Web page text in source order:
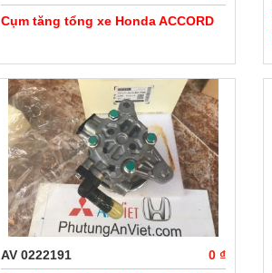
Cụm tăng tổng xe Honda ACCORD
AV 0222191 0 ₫